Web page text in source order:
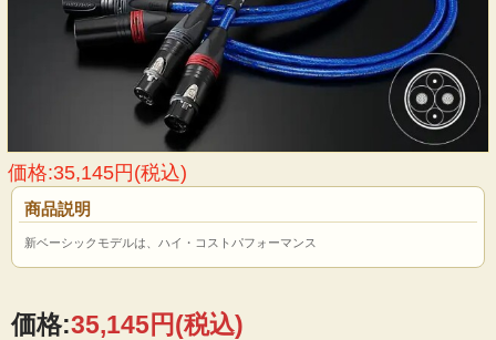
価格:35,145円(税込)
商品説明
新ベーシックモデルは、ハイ・コストパフォーマンス
価格:35,145円(税込)